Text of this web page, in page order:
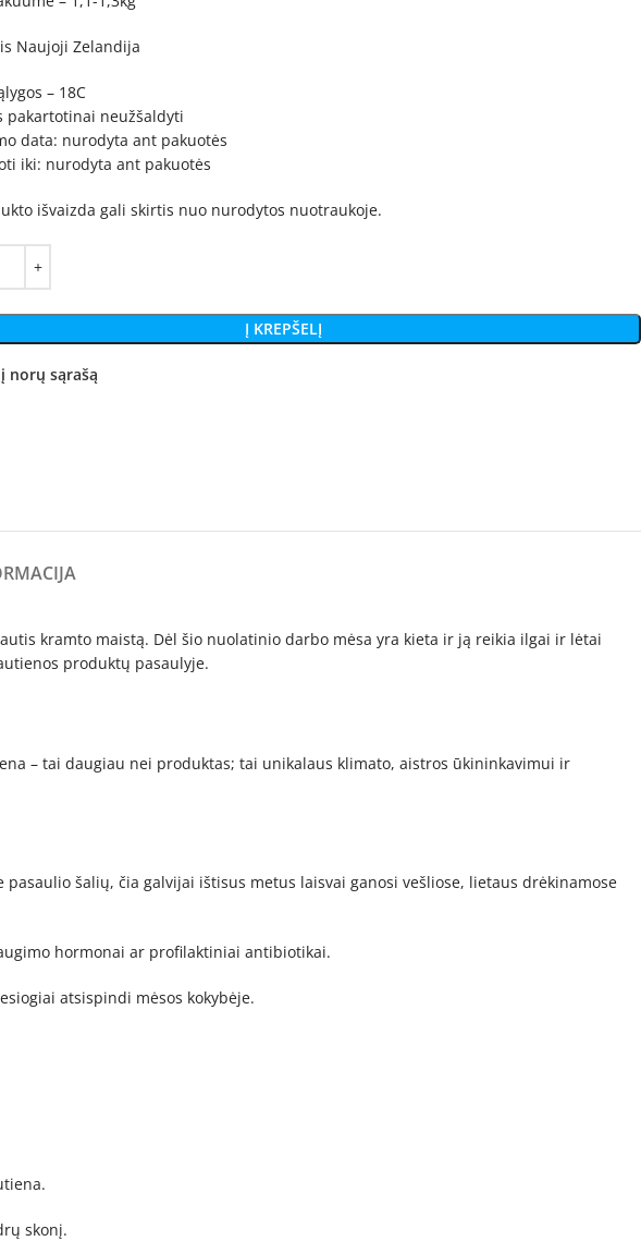
Naujoji Zelandija
– 18C
pakartotinai neužšaldyti
data: nurodyta ant pakuotės
iki: nurodyta ant pakuotės
išvaizda gali skirtis nuo nurodytos nuotraukoje.
Į KREPŠELĮ
norų sąrašą
kramto maistą. Dėl šio nuolatinio darbo mėsa yra kieta ir ją reikia ilgai ir lėtai
produktų pasaulyje.
– tai daugiau nei produktas; tai unikalaus klimato, aistros ūkininkavimui ir
šalių, čia galvijai ištisus metus laisvai ganosi vešliose, lietaus drėkinamose
hormonai ar profilaktiniai antibiotikai.
atsispindi mėsos kokybėje.
skonį.